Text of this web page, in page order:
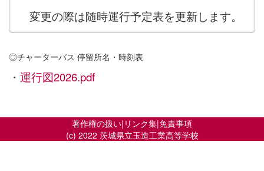
変更の際は随時運行予定表を更新します。
◎チャーターバス 停留所名・時刻表
・ 運行図2026.pdf
著作権の扱い| リンク集|免責事項
(c) 2022 茨城県立玉造工業高等学校